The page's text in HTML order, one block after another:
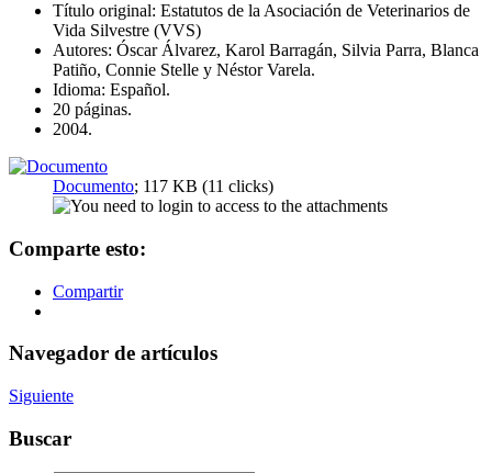
Título original: Estatutos de la Asociación de Veterinarios de
Vida Silvestre (VVS)
Autores: Óscar Álvarez, Karol Barragán, Silvia Parra, Blanca
Patiño, Connie Stelle y Néstor Varela.
Idioma: Español.
20 páginas.
2004.
Documento; 117 KB (11 clicks)
Comparte esto:
Compartir
Navegador de artículos
Siguiente
Buscar